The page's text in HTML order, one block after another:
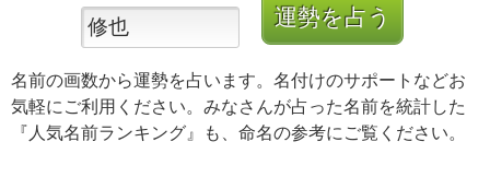
名前の画数から運勢を占います。名付けのサポートなどお
気軽にご利用ください。みなさんが占った名前を統計した
『人気名前ランキング』も、命名の参考にご覧ください。